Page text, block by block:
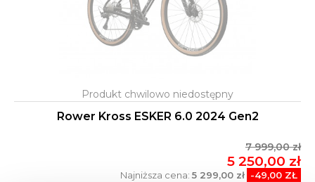
Rower Kross ESKER 6.0 2024 Gen2
7 999,00 zł
5 250,00 zł
Najniższa cena: 5 299,00 zł -49,00 ZŁ